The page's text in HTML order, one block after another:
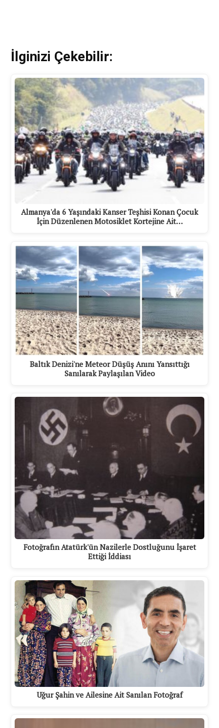
İlginizi Çekebilir:
Almanya'da 6 Yaşındaki Kanser Teşhisi Konan Çocuk
İçin Düzenlenen Motosiklet Kortejine Ait…
Baltık Denizi'ne Meteor Düşüş Anını Yansıttığı
Sanılarak Paylaşılan Video
Fotoğrafın Atatürk'ün Nazilerle Dostluğunu İşaret
Ettiği İddiası
Uğur Şahin ve Ailesine Ait Sanılan Fotoğraf